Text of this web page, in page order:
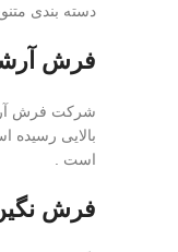
دسته بندی
فرش
بالایی
است .
فرش